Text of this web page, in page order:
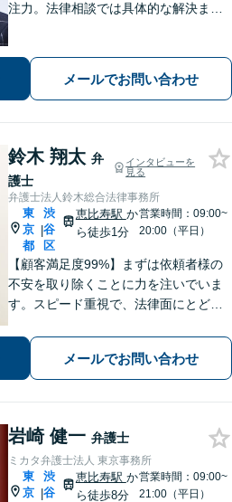
注力。法律相談では具体的な解決まで
粘り強く活動します。
メールでお問い合わせ
鈴木 翔太 弁
護士
インタビューを
見る
弁護士法人鈴木総合法律事務所
東
京
都
|
渋
谷
区
恵比寿駅 か
ら徒歩1分
営業時間：09:00~
20:00（平日）
【顧客満足度99%】まずは依頼者様の
不安を取り除くことに力を注いでいま
す。スピード重視で、法律面にとどま
刑事事件・離婚問題、不動産トラブ
ル、相続などお悩みのことはぜひご相
談ください。
メールでお問い合わせ
岩崎 健一 弁護士
ミカタ弁護士法人 東京事務所
東
京 |
渋
谷
恵比寿駅 か
ら徒歩8分
営業時間：09:00~
21:00（平日）